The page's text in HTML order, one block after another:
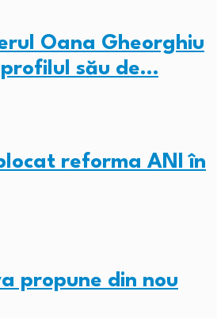
Oana Gheorghiu
profilul său de…
reforma ANI în
propune din nou